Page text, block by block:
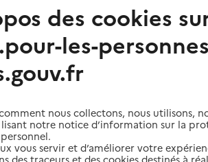
de l'annuaire
à domicile
à dom
GARONNE
2026
et services autour de
des cookies
les-
nous collectons, nous utilisons,
lisant notre notice d’information sur la
vous servir et d’améliorer votre
des traceurs et des cookies destinés à